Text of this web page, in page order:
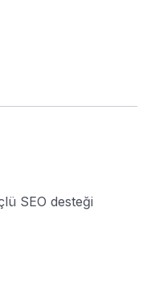
SEO desteği